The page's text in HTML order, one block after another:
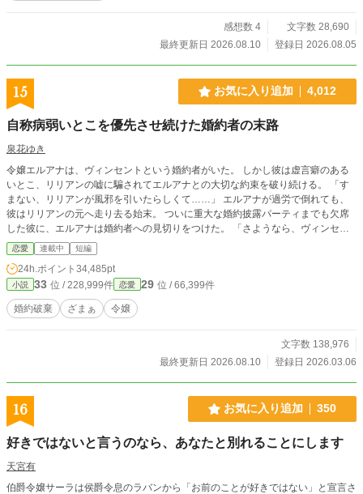
感想数 4
文字数 28,690
最終更新日 2026.08.10
登録日 2026.08.05
15 お気に入り追加 4,012
自称病弱いとこを優先させ続けた婚約者の末路
泉花ゆき
令嬢エルアナは、ヴィンセントという婚約者がいた。 しかし彼は虚言癖のある
いとこ、リリアンの嘘に騙されてエルアナとの大切な約束を破り続ける。 「す
まない、リリアンが風邪を引いたらしくて……」 エルアナが過労で倒れても、
彼はリリアンの元へ走り去る始末。 ついに重大な婚約披露パーティまでも欠席
した彼に、エルアナは婚約者への見切りをつけた。 「さようなら、ヴィンセン
ト」 縋りつかれてももう遅いのです。
恋愛 連載中 短編
24h.ポイント 34,485pt
小説 33 位 / 228,999件 恋愛 29 位 / 66,399件
婚約破棄 ざまぁ 令嬢
文字数 138,976
最終更新日 2026.08.10
登録日 2026.03.06
16 お気に入り追加 350
好きではないと言うのなら、あなたと別れることにします
天宮有
伯爵令嬢サーラは侯爵令息のラバンから「お前のことが好きではない」と宣言さ